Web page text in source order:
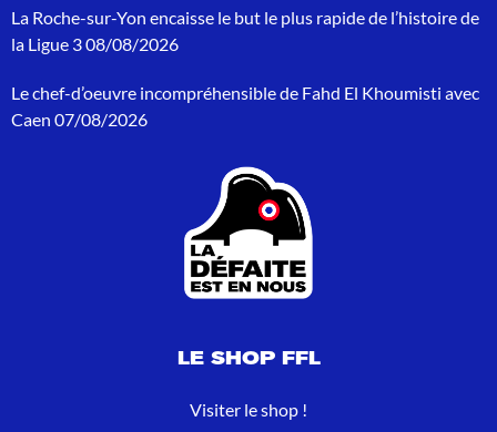
o
:
La Roche-sur-Yon encaisse le but le plus rapide de l’histoire de
la Ligue 308/08/2026
Le chef-d’oeuvre incompréhensible de Fahd El Khoumisti avec
Caen 07/08/2026
LE SHOP FFL
Visiter le shop !